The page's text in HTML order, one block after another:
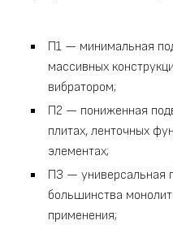
П1 — минимальная
массивных
вибратором;
П2 — пониженная
плитах, ленточных
элементах;
П3 — универсальная
большинства
применения;